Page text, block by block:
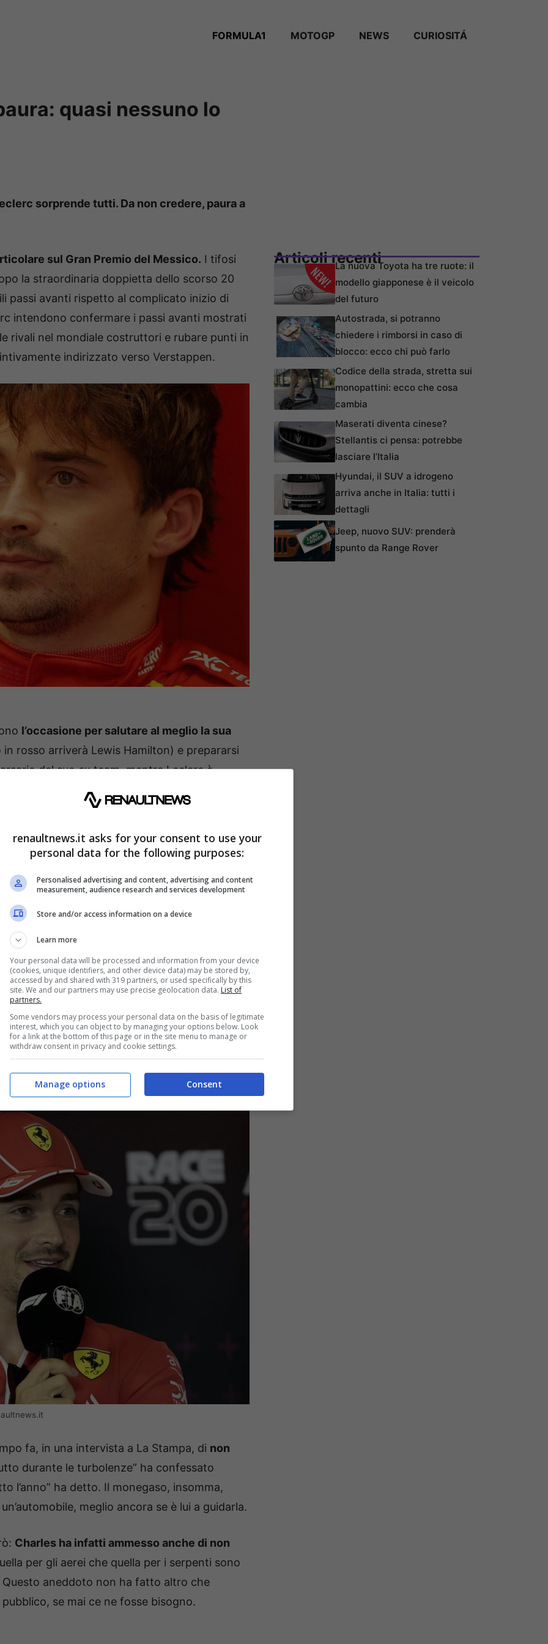
FORMULA1 MOTOGP NEWS CURIOSITÁ
quasi nessuno lo
sorprende tutti. Da non credere, paura a
sul Gran Premio del Messico. I tifosi
la straordinaria doppietta dello scorso 20
passi avanti rispetto al complicato inizio di
intendono confermare i passi avanti mostrati
rivali nel mondiale costruttori e rubare punti in
indirizzato verso Verstappen.
l’occasione per salutare al meglio la sua
in rosso arriverà Lewis Hamilton) e prepararsi
del suo ex team, mentre Leclerc è
e vuole confermare di poter finalmente
piloti che coronerebbe al meglio la sua
della rossa è sempre più forte. Il tifo è tanto,
privati della vita del pilota monegasco, come
sport. Conoscete per esempio la grande
del pilota
Formula 1, abituato a viaggiare a velocità
sfidando i rischi della pista, possa temere
ha ammesso di avere una paura di cui non
davvero strana per uno che è abituato a girare
fa, in una intervista a La Stampa, di non
durante le turbolenze” ha confessato
l’anno” ha detto. Il monegaso, insomma,
meglio ancora se è lui a guidarla.
Charles ha infatti ammesso anche di non
per gli aerei che quella per i serpenti sono
aneddoto non ha fatto altro che
se mai ce ne fosse bisogno.
Articoli recentiLa nuova Toyota ha tre ruote: il
modello giapponese è il veicolo
del futuro
Autostrada, si potranno
chiedere i rimborsi in caso di
blocco: ecco chi può farlo
Codice della strada, stretta sui
monopattini: ecco che cosa
cambia
Maserati diventa cinese?
Stellantis ci pensa: potrebbe
lasciare l’Italia
Hyundai, il SUV a idrogeno
arriva anche in Italia: tutti i
dettagli
Jeep, nuovo SUV: prenderà
spunto da Range Rover
renaultnews.it asks for your consent to use your
personal data for the following purposes:
Personalised advertising and content, advertising and content
measurement, audience research and services development
Store and/or access information on a device
Learn more
Your personal data will be processed and information from your device
(cookies, unique identifiers, and other device data) may be stored by,
accessed by and shared with 319 partners, or used specifically by this
site. We and our partners may use precise geolocation data. List of
partners.
Some vendors may process your personal data on the basis of legitimate
interest, which you can object to by managing your options below. Look
for a link at the bottom of this page or in the site menu to manage or
withdraw consent in privacy and cookie settings.
Consent
Manage options